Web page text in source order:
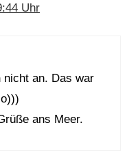
Uhr
nicht an. Das war
ans Meer.